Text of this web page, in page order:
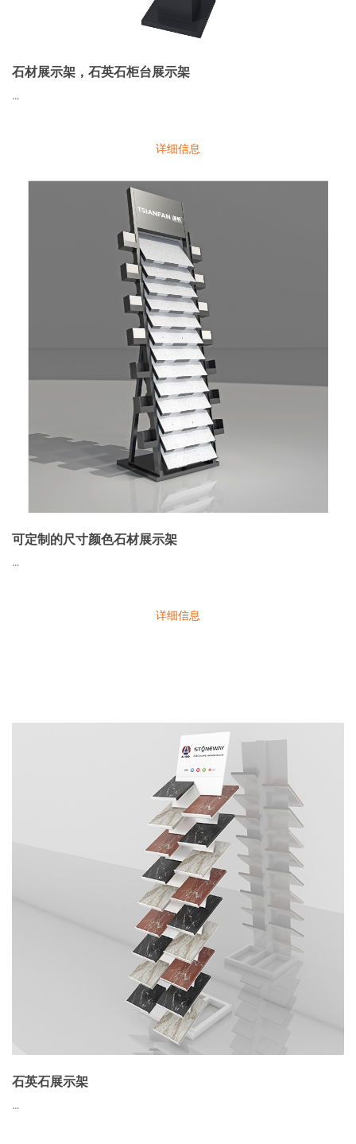
石材展示架，石英石柜台展示架
...
详细信息
可定制的尺寸颜色石材展示架
...
详细信息
石英石展示架
...